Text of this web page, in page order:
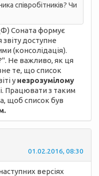
співробітників? Чи
Соната формує
доступне
(консолідація).
Не важливо, як ця
те, що список
у незрозумілому
Працювати з таким
щоб список був
01.02.2016, 08:30
версіях